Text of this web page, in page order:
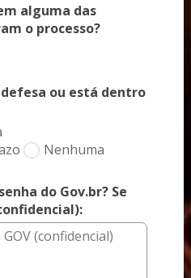
alguma das
o processo?
ou está dentro
Nenhuma
do Gov.br? Se